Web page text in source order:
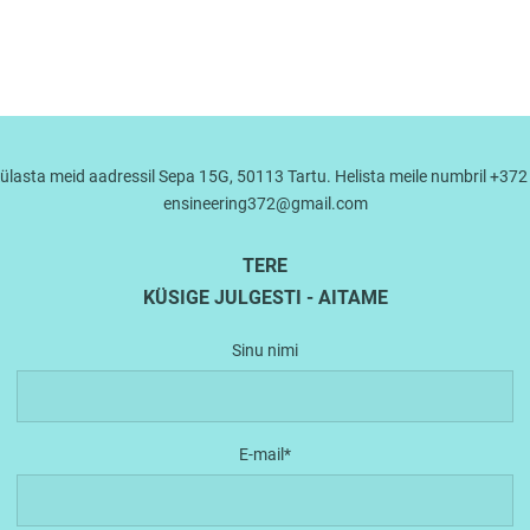
meid aadressil Sepa 15G, 50113 Tartu. Helista meile numbril
ensineering372@gmail.com
TERE
KÜSIGE JULGESTI - AITAME
Sinu nimi
E-mail